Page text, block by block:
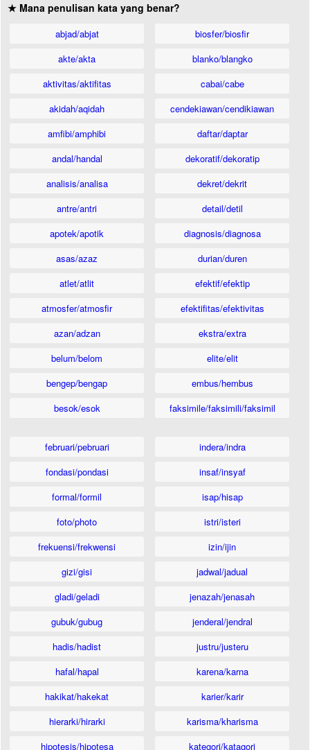
★ Mana penulisan kata yang benar?
abjad/abjat
akte/akta
aktivitas/aktifitas
akidah/aqidah
amfibi/amphibi
andal/handal
analisis/analisa
antre/antri
apotek/apotik
asas/azaz
atlet/atlit
atmosfer/atmosfir
azan/adzan
belum/belom
bengep/bengap
besok/esok
biosfer/biosfir
blanko/blangko
cabai/cabe
cendekiawan/cendikiawan
daftar/daptar
dekoratif/dekoratip
dekret/dekrit
detail/detil
diagnosis/diagnosa
durian/duren
efektif/efektip
efektifitas/efektivitas
ekstra/extra
elite/elit
embus/hembus
faksimile/faksimili/faksimil
februari/pebruari
fondasi/pondasi
formal/formil
foto/photo
frekuensi/frekwensi
gizi/gisi
gladi/geladi
gubuk/gubug
hadis/hadist
hafal/hapal
hakikat/hakekat
hierarki/hirarki
hipotesis/hipotesa
indera/indra
insaf/insyaf
isap/hisap
istri/isteri
izin/ijin
jadwal/jadual
jenazah/jenasah
jenderal/jendral
justru/justeru
karena/karna
karier/karir
karisma/kharisma
kategori/katagori